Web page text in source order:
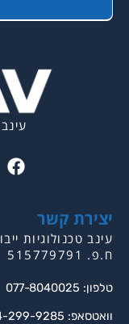
יצירת קשר
עינב טכנולוגיות
ח.פ. 515779791
טלפון: 077-8040025
וואטסאפ: 054-299-9285